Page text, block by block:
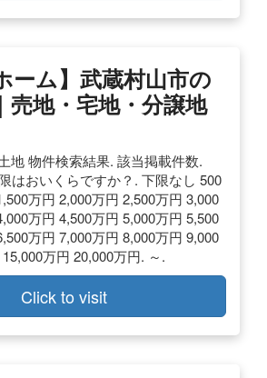
ーム】武蔵村山市の
売地・宅地・分譲地
地 物件検索結果. 該当掲載件数.
はおいくらですか？. 下限なし 500
万円 2,000万円 2,500万円 3,000
万円 4,500万円 5,000万円 5,500
万円 7,000万円 8,000万円 9,000
万円 20,000万円. ～.
Click to visit